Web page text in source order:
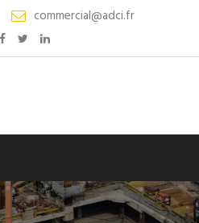
commercial@adci.fr